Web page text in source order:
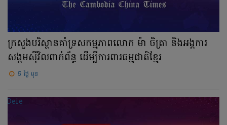
ក្រសួងបរិស្ថានគាំទ្រសកម្មភាពលោក ម៉ា ចិត្រា និងអង្គការ
សង្គមស៊ីវិលពាក់ព័ន្ធ ដើម្បីការពារធម្មជាតិខ្មែរ
5 ថ្ងៃ មុន